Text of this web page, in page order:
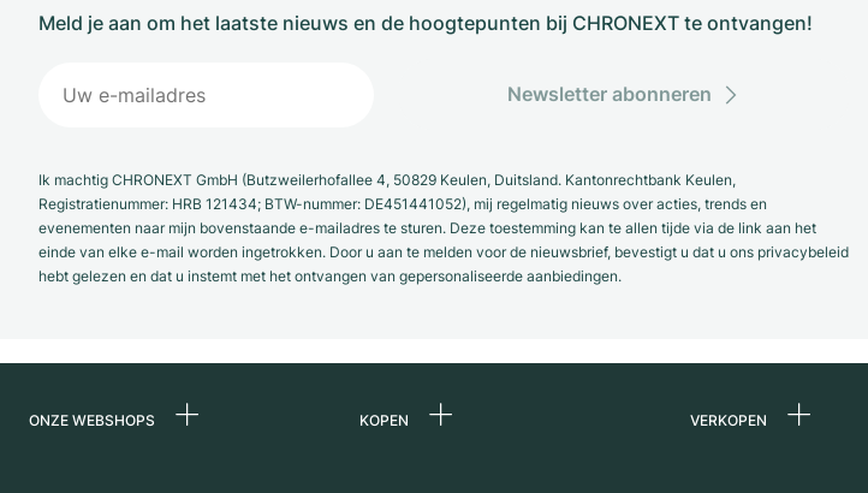
Meld je aan om het laatste nieuws en de hoogtepunten bij CHRONEXT te ontvangen!
Newsletter abonneren
Ik machtig CHRONEXT GmbH (Butzweilerhofallee 4, 50829 Keulen, Duitsland. Kantonrechtbank Keulen,
Registratienummer: HRB 121434; BTW-nummer: DE451441052), mij regelmatig nieuws over acties, trends en
evenementen naar mijn bovenstaande e-mailadres te sturen. Deze toestemming kan te allen tijde via de link aan het
einde van elke e-mail worden ingetrokken. Door u aan te melden voor de nieuwsbrief, bevestigt u dat u ons privacybeleid
hebt gelezen en dat u instemt met het ontvangen van gepersonaliseerde aanbiedingen.
ONZE WEBSHOPS KOPEN VERKOPEN